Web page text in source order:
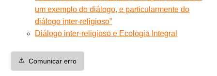
um exemplo do diálogo, e particularmente do
diálogo inter-religioso”
Diálogo inter-religioso e Ecologia Integral
⚠️ Comunicar erro